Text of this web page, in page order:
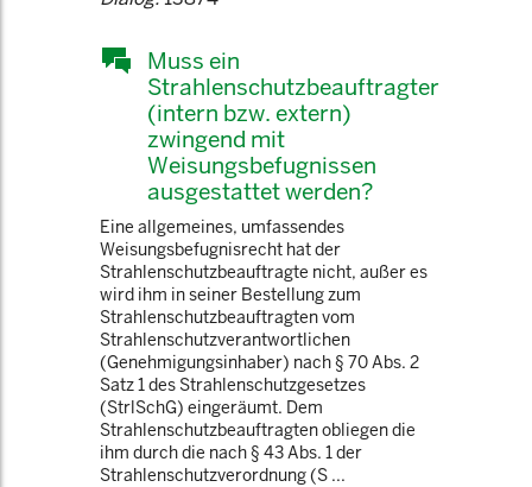
Muss ein
Strahlenschutzbeauftragter
(intern bzw. extern)
zwingend mit
Weisungsbefugnissen
ausgestattet werden?
Eine allgemeines, umfassendes
Weisungsbefugnisrecht hat der
Strahlenschutzbeauftragte nicht, außer es
wird ihm in seiner Bestellung zum
Strahlenschutzbeauftragten vom
Strahlenschutzverantwortlichen
(Genehmigungsinhaber) nach § 70 Abs. 2
Satz 1 des Strahlenschutzgesetzes
(StrlSchG) eingeräumt. Dem
Strahlenschutzbeauftragten obliegen die
ihm durch die nach § 43 Abs. 1 der
Strahlenschutzverordnung (S ...